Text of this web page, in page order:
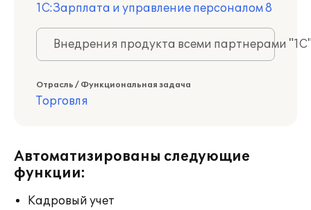
1С:Зарплата и управление персоналом 8
Внедрения продукта всеми партнерами
Отрасль / Функциональная задача
Торговля
Автоматизированы следующие
функции:
Кадровый учет